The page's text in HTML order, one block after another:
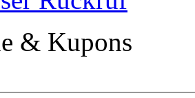
& Kupons